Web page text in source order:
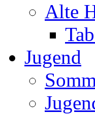
Alte
Jugend